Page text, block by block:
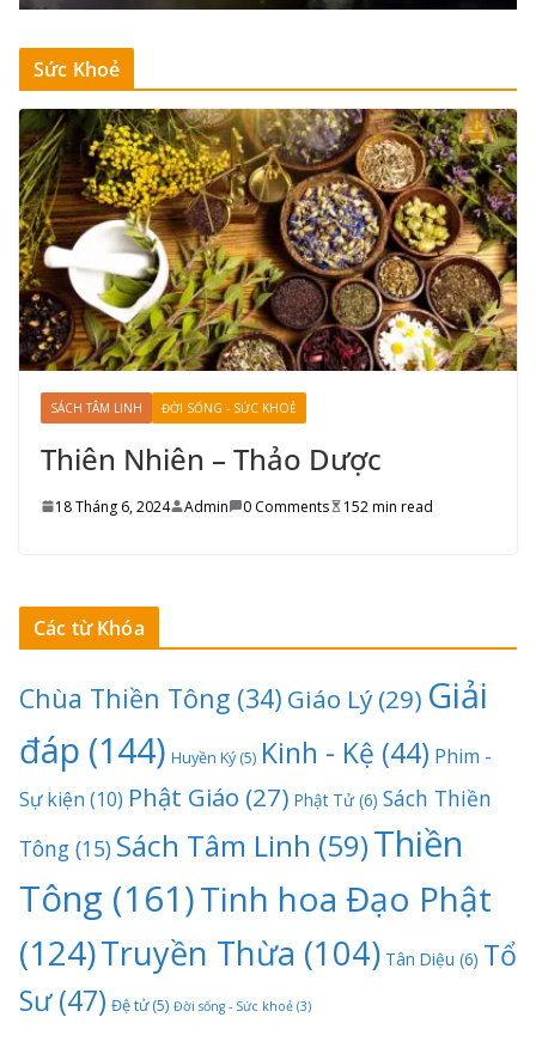
Sức Khoẻ
SÁCH TÂM LINH ĐỜI SỐNG - SỨC KHOẺ
Thiên Nhiên – Thảo Dược
18 Tháng 6, 2024 Admin 0 Comments 152 min read
Các từ Khóa
Chùa Thiền Tông (34) Giáo Lý (29) Giải
đáp (144) Huyền Ký(5) Kinh - Kệ (44) Phim -
Sự kiện (10) Phật Giáo (27) Phật Tử(6) Sách Thiền
Tông (15) Sách Tâm Linh (59)Thiền
Tông (161)Tinh hoa Đạo Phật
(124)Truyền Thừa (104) Tân Diệu (6) Tổ
Sư(47) Đệ tử(5) Đời sống - Sức khoẻ (3)